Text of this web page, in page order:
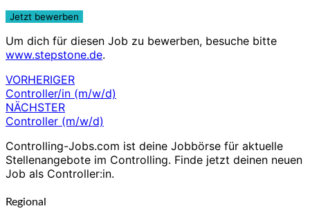
Um dich für diesen Job zu bewerben, besuche bitte
www.stepstone.de.
Beitragsnavigation
VORHERIGER
Controller/in (m/w/d)
NÄCHSTER
Controller (m/w/d)
Controlling-Jobs.com ist deine Jobbörse für aktuelle
Stellenangebote im Controlling. Finde jetzt deinen neuen
Job als Controller:in.
Regional